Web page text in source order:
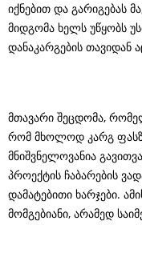
იქნებით და გარიგებას
მიდგომა ხელს უწყობს
დანაკარგების თავიდან
მთავარი შეცდომა,
რომ მხოლოდ კარგ
მნიშვნელოვანია
პროექტის ჩაბარების
დამატებითი ხარჯები.
მომგებიანი, არამედ